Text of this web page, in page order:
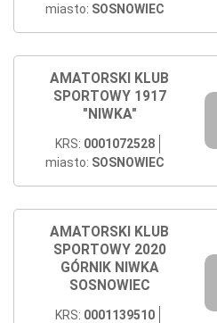
miasto: SOSNOWIEC
AMATORSKI KLUB
SPORTOWY 1917
"NIWKA"
KRS: 0001072528
miasto: SOSNOWIEC
AMATORSKI KLUB
SPORTOWY 2020
GÓRNIK NIWKA
SOSNOWIEC
KRS: 0001139510